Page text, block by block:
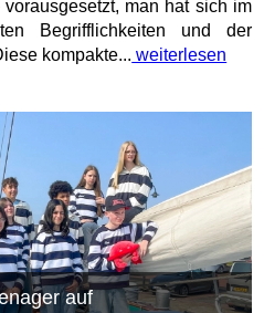
man hat sich im
Begrifflichkeiten und der
kompakte... weiterlesen
auf